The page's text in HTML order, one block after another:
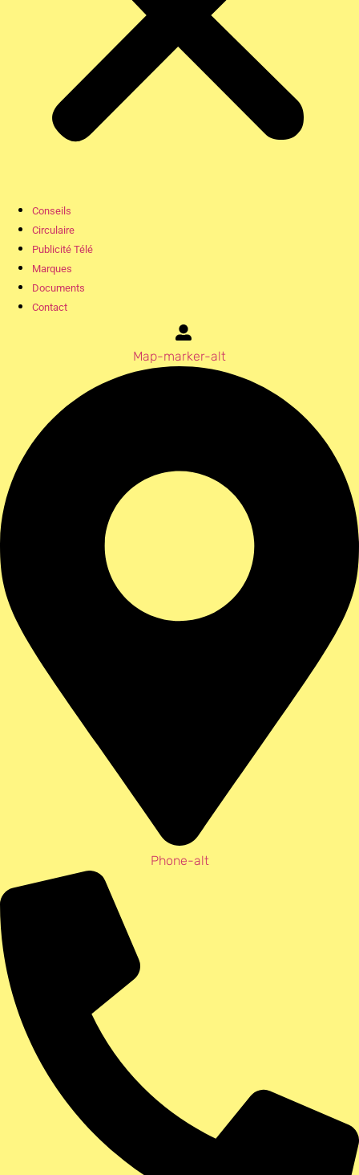
Conseils
Circulaire
Publicité Télé
Marques
Documents
Contact
Map-marker-alt
Phone-alt